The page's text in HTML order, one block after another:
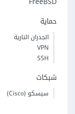
حماية
الجدران النارية
VPN
SSH
شبكات
سيسكو (Cisco)